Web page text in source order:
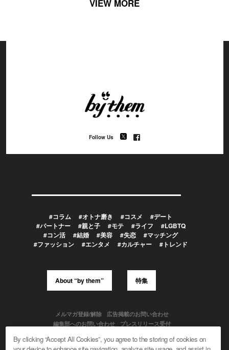
VIEW MORE
Follow Us
#コラム #オトナ磨き #コスメ
#デート
#パートナー
#親と子 #モテ #ライフ
#LGBTQ
#コン活
#結婚 #美容 #失恋
#マッチング
#ファッション
#エンタメ #カルチャー #トレンド
About “by them” 特集
メルマガ登録/解除
広告掲載のお問い合わせ
編集部へのお問い合わせ
プレスリリース受付
By clicking “Accept All Cookies”, you agree to the storing of cookies on